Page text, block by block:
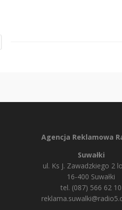
Agencja Reklamowa
Suwałki
ul. Ks J. Zawadzkiego 2
16-400 Suwałki
tel. (087) 566 62 10